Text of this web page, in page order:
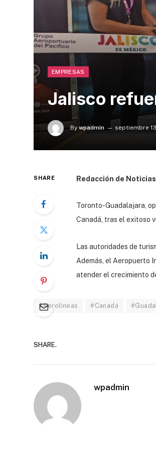
EMPRESAS
Jalisco
By wpadmin septiembre
SHARE Redacción de
Toronto-Guadalajara,
Canadá, tras el exitoso
Las autoridades de
Además, el Aeropuerto
atender el crecimiento
#Aerolíneas #Canadá
SHARE.
wpadmin